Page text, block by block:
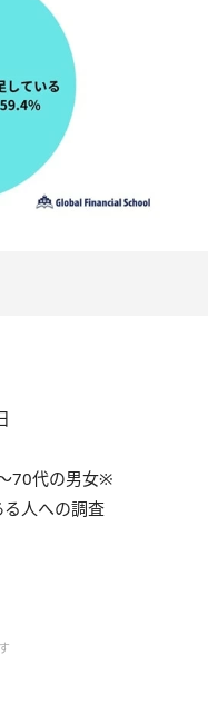
70代の男女※
人への調査